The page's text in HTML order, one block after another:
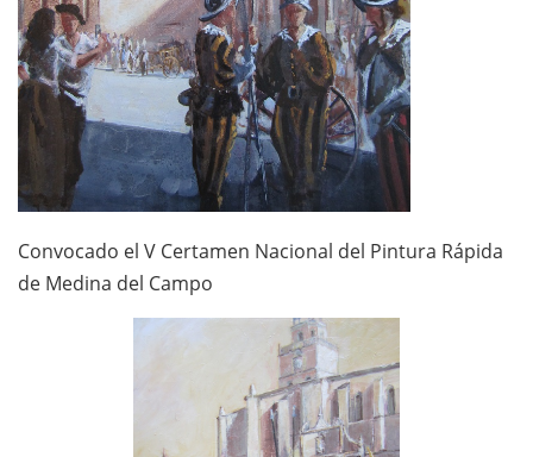
Convocado el V Certamen Nacional del Pintura Rápida
de Medina del Campo